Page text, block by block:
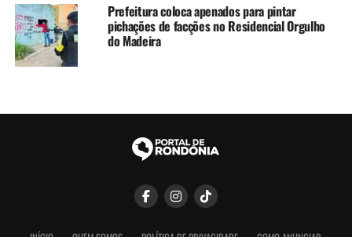
Prefeitura coloca apenados para pintar
pichações de facções no Residencial Orgulho
do Madeira